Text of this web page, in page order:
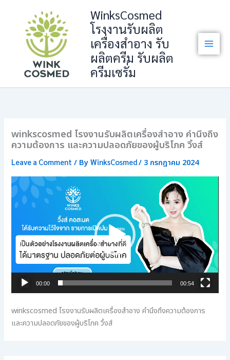
content
WinksCosmed
โรงงานรับผลิต
เครื่องสำอาง รับ
ผลิตครีม รับผลิต
ครีมเซรั่ม
winkscosmed โรงงานรับผลิตเครื่องสำอาง คำนึงถึง
ความต้องการ และความปลอดภัยของผู้บริโภค วิ้งส์
Leave a Comment / ByWinksCosmed/ 3 กรกฎาคม 2024
ตัว
เล่น
ไฟล์
00:00 00:54
winkscosmed โรงงานรับผลิตเครื่องสำอาง คำนึงถึงความต้องการ
และความปลอดภัยของผู้บริโภค วิ้งส์